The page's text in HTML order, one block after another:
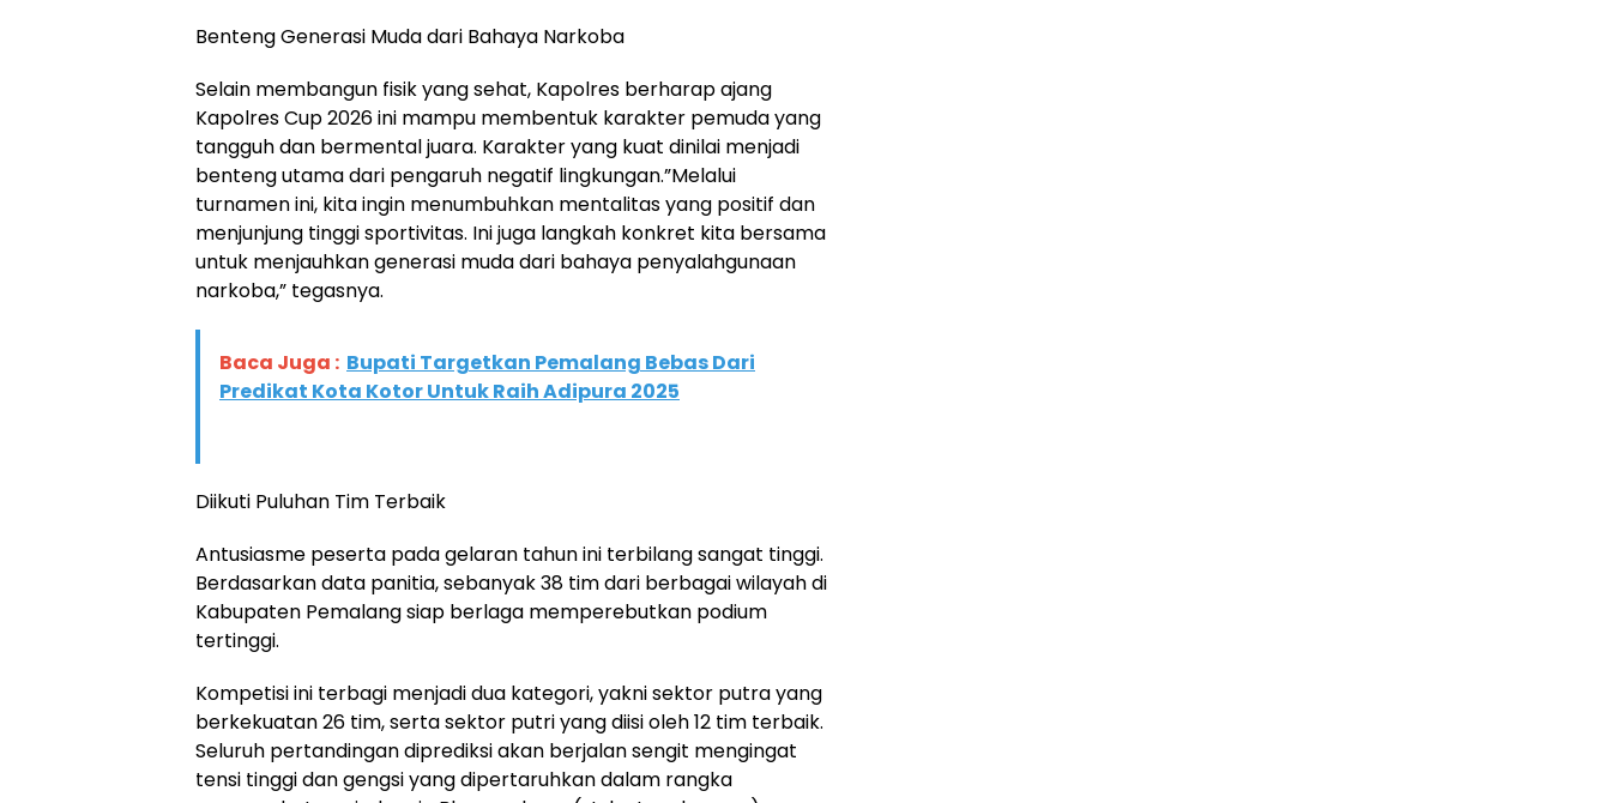
​Benteng Generasi Muda dari Bahaya Narkoba
​Selain membangun fisik yang sehat, Kapolres berharap ajang
Kapolres Cup 2026 ini mampu membentuk karakter pemuda yang
tangguh dan bermental juara. Karakter yang kuat dinilai menjadi
benteng utama dari pengaruh negatif lingkungan.​”Melalui
turnamen ini, kita ingin menumbuhkan mentalitas yang positif dan
menjunjung tinggi sportivitas. Ini juga langkah konkret kita bersama
untuk menjauhkan generasi muda dari bahaya penyalahgunaan
narkoba,” tegasnya.
Baca Juga : Bupati Targetkan Pemalang Bebas Dari
Predikat Kota Kotor Untuk Raih Adipura 2025
​Diikuti Puluhan Tim Terbaik
​Antusiasme peserta pada gelaran tahun ini terbilang sangat tinggi.
Berdasarkan data panitia, sebanyak 38 tim dari berbagai wilayah di
Kabupaten Pemalang siap berlaga memperebutkan podium
tertinggi.
​Kompetisi ini terbagi menjadi dua kategori, yakni sektor putra yang
berkekuatan 26 tim, serta sektor putri yang diisi oleh 12 tim terbaik.
Seluruh pertandingan diprediksi akan berjalan sengit mengingat
tensi tinggi dan gengsi yang dipertaruhkan dalam rangka